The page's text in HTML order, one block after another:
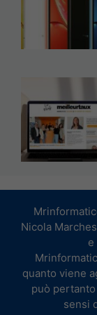
Nicola
e
quanto viene
può
sensi